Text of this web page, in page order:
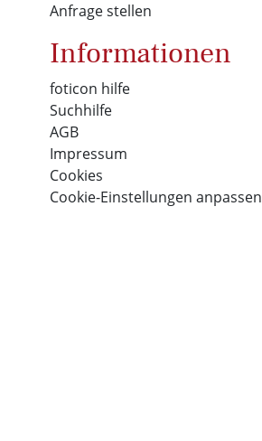
Anfrage stellen
Informationen
foticon hilfe
Suchhilfe
AGB
Impressum
Cookies
Cookie-Einstellungen anpassen